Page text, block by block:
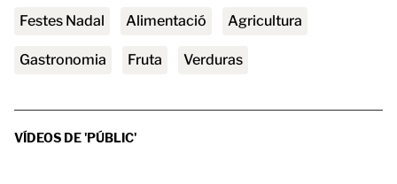
festes Nadal Alimentació agricultura
Gastronomia fruta verduras
VÍDEOS DE 'PÚBLIC'